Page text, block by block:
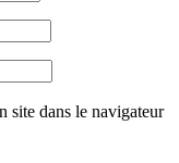
site dans le navigateur